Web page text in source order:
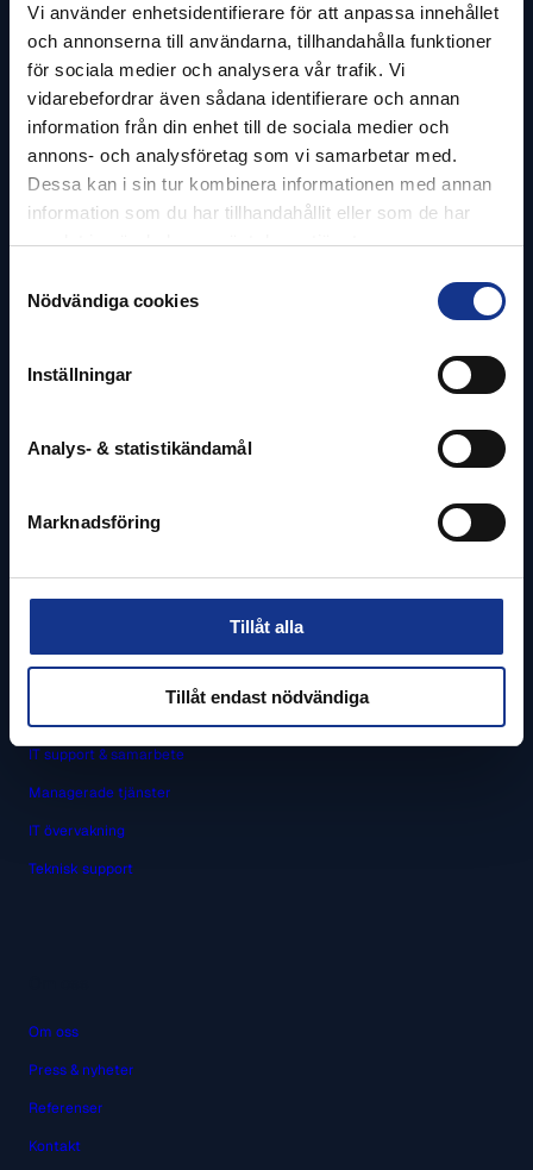
Vi använder enhetsidentifierare för att anpassa innehållet
och annonserna till användarna, tillhandahålla funktioner
för sociala medier och analysera vår trafik. Vi
vidarebefordrar även sådana identifierare och annan
information från din enhet till de sociala medier och
annons- och analysföretag som vi samarbetar med.
Dessa kan i sin tur kombinera informationen med annan
information som du har tillhandahållit eller som de har
samlat in när du har använt deras tjänster.
Nödvändiga cookies
Inställningar
Analys- & statistikändamål
Marknadsföring
Tillåt alla
Tillåt endast nödvändiga
Säkerhet
IT säkerhet & tillgänglighet
Endpoint-säkerhet
Nätverkssäkerhet
Säkerhetsanalys
Digital arbetsplats
Hosting
IT support & samarbete
Managerade tjänster
IT övervakning
Teknisk support
Om oss
Press & nyheter
Referenser
Kontakt